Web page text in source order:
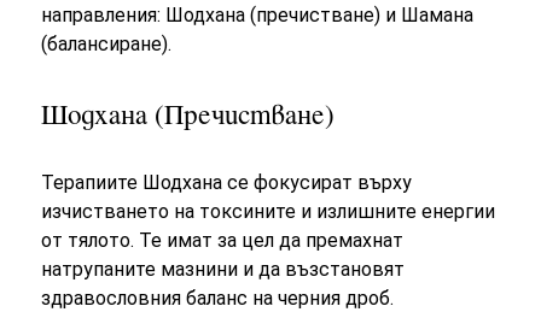
направления: Шодхана (пречистване) и Шамана
(балансиране).
Шодхана (Пречистване)
Терапиите Шодхана се фокусират върху
изчистването на токсините и излишните енергии
от тялото. Те имат за цел да премахнат
натрупаните мазнини и да възстановят
здравословния баланс на черния дроб.